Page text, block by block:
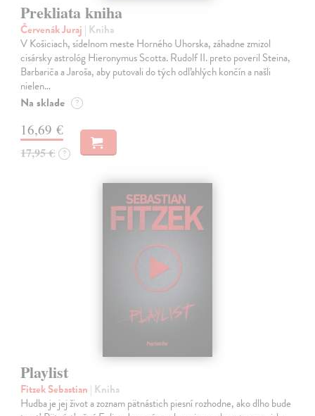
Prekliata kniha
Červenák Juraj | Kniha
V Košiciach, sídelnom meste Horného Uhorska, záhadne zmizol
cisársky astrológ Hieronymus Scotta. Rudolf II. preto poveril Steina,
Barbariča a Jaroša, aby putovali do tých odľahlých končín a našli
nielen…
Na sklade ?
16,69 €
17,95 € ?
Playlist
Fitzek Sebastian | Kniha
Hudba je jej život a zoznam pätnástich piesní rozhodne, ako dlho bude